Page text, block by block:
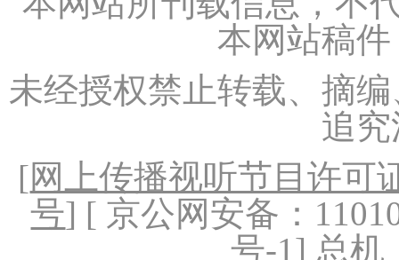
本网站稿
未经授权禁止转载、摘
追
[网上传播视听节目许可
号] [ 京公网安备：
号-1 ] 总机